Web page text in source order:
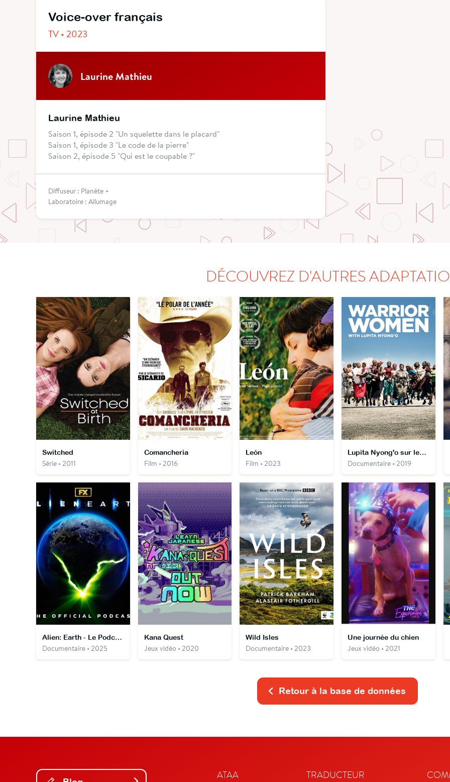
Voice-over français
TV • 2023
Laurine Mathieu
Laurine Mathieu
Saison 1, épisode 2 "Un squelette dans le placard"
Saison 1, épisode 3 "Le code de la pierre"
Saison 2, épisode 5 "Qui est le coupable ?"
Diffuseur : Planète +
Laboratoire : Allumage
DÉCOUVREZ D'AUTRES
Switched
Série • 2011
Comancheria
Film • 2016
León
Film • 2023
Lupita Nyong'o sur les traces des Amazones du Dahomey
Documentaire • 2019
Alien: Earth - Le Podcast officiel
Documentaire • 2025
Kana Quest
Jeux vidéo • 2020
Wild Isles
Documentaire • 2023
Une journée du chien
Jeux vidéo • 2021
Retour à la base de données
ATAA TRADUCTEUR